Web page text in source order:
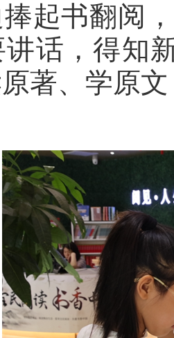
起书翻阅
话，得知
著、学原